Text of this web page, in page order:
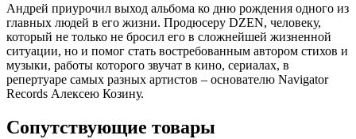
Андрей приурочил выход альбома ко дню рождения одного из
главных людей в его жизни. Продюсеру DZEN, человеку,
который не только не бросил его в сложнейшей жизненной
ситуации, но и помог стать востребованным автором стихов и
музыки, работы которого звучат в кино, сериалах, в
репертуаре самых разных артистов – основателю Navigator
Records Алексею Козину.
Сопутствующие товары